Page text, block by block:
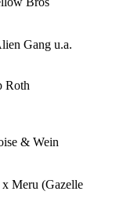
Gang u.a.
Roth
& Wein
Meru (Gazelle